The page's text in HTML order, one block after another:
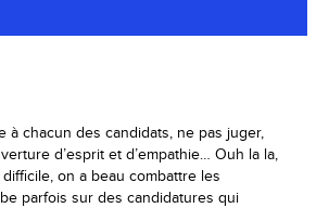
à chacun des candidats, ne pas juger,
d’esprit et d’empathie… Ouh la la,
difficile, on a beau combattre les
parfois sur des candidatures qui